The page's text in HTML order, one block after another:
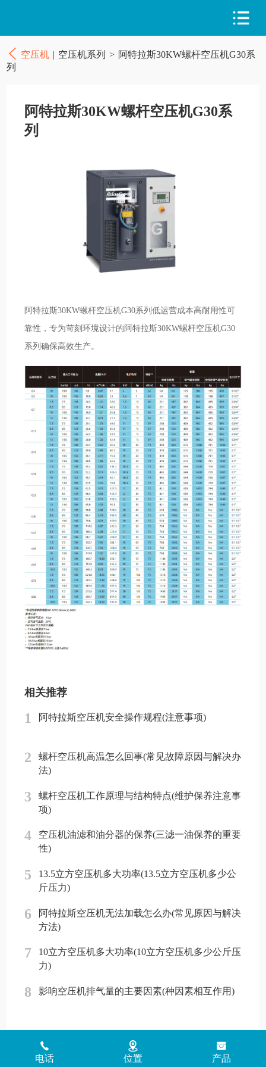
空压机 | 空压机系列 > 阿特拉斯30KW螺杆空压机G30系
列
阿特拉斯30KW螺杆空压机G30系
列
阿特拉斯30KW螺杆空压机G30系列低运营成本高耐用性可
靠性，专为苛刻环境设计的阿特拉斯30KW螺杆空压机G30
系列确保高效生产。
相关推荐
1 阿特拉斯空压机安全操作规程(注意事项)
2
螺杆空压机高温怎么回事(常见故障原因与解决办
法)
3
螺杆空压机工作原理与结构特点(维护保养注意事
项)
4
空压机油滤和油分器的保养(三滤一油保养的重要
性)
5
13.5立方空压机多大功率(13.5立方空压机多少公
斤压力)
6
阿特拉斯空压机无法加载怎么办(常见原因与解决
方法)
7
10立方空压机多大功率(10立方空压机多少公斤压
力)
8 影响空压机排气量的主要因素(种因素相互作用)
电话 位置 产品
Copyright © 2018 - 2026 www.jinlingyasuoji.com
气胜智能装备（深圳）
有限公司版权所有
粤ICP备2021072975号 粤公网安备